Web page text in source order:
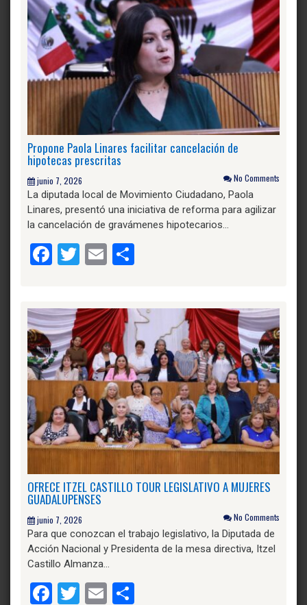
Propone Paola Linares facilitar cancelación de
hipotecas prescritas
junio 7, 2026 No Comments
La diputada local de Movimiento Ciudadano, Paola
Linares, presentó una iniciativa de reforma para agilizar
la cancelación de gravámenes hipotecarios…
Facebook
Twitter
Email
OFRECE ITZEL CASTILLO TOUR LEGISLATIVO A MUJERES
GUADALUPENSES
junio 7, 2026 No Comments
Para que conozcan el trabajo legislativo, la Diputada de
Acción Nacional y Presidenta de la mesa directiva, Itzel
Castillo Almanza…
Facebook
Twitter
Email